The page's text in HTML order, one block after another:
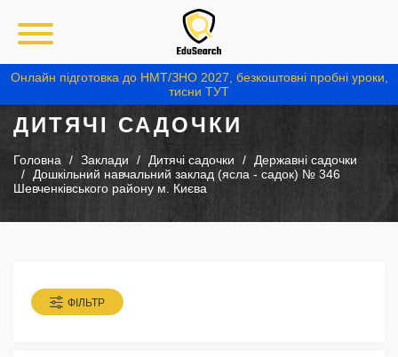
Онлайн підготовка до НМТ/ЗНО 2027, безкоштовні пробні уроки,
тисни ТУТ
ДИТЯЧІ САДОЧКИ
Головна Заклади Дитячі садочки
Державні садочки
Дошкільний навчальний заклад (ясла - садок) № 346
Шевченківського району м. Києва
ФІЛЬТР